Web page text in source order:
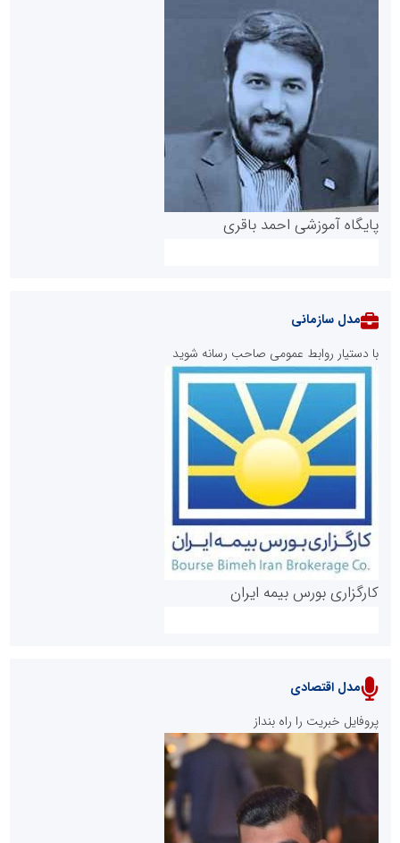
پایگاه آموزشی احمد باقری
روابط عمومی خبرگزاری گزارش خبر
پایگاه خبری نهضت ملی مسکن
مدل سازمانی
با دستیار روابط عمومی صاحب رسانه شوید
کارگزاری بورس بیمه ایران
سازمان بورس و اوراق بهادار
مدل اقتصادی
پروفایل خبریت را راه بنداز